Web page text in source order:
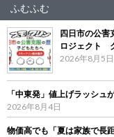
ふむふむ
四日市の公害
ロジェクト
2026年8月5日
「中東発」値上げラッシ
2026年8月4日
物価高でも「夏は家族で長